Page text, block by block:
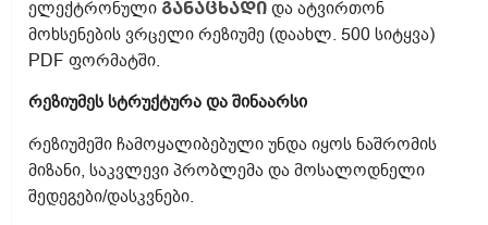
ელექტრონული განაცხადი და ატვირთონ
მოხსენების ვრცელი რეზიუმე (დაახლ. 500 სიტყვა)
PDF ფორმატში.
რეზიუმეს სტრუქტურა და შინაარსი
რეზიუმეში ჩამოყალიბებული უნდა იყოს ნაშრომის
მიზანი, საკვლევი პრობლემა და მოსალოდნელი
შედეგები/დასკვნები.